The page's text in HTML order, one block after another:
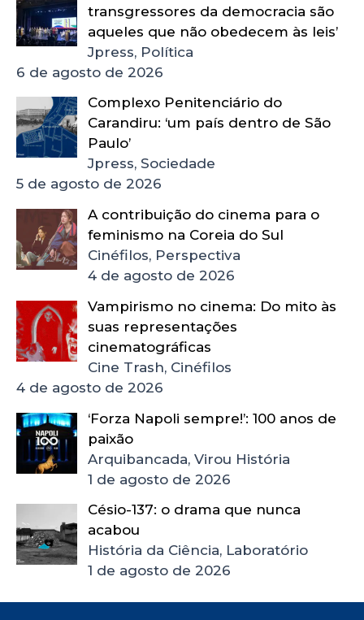
transgressores da democracia são
aqueles que não obedecem às leis’
Jpress, Política
6 de agosto de 2026
Complexo Penitenciário do
Carandiru: ‘um país dentro de São
Paulo’
Jpress, Sociedade
5 de agosto de 2026
A contribuição do cinema para o
feminismo na Coreia do Sul
Cinéfilos, Perspectiva
4 de agosto de 2026
Vampirismo no cinema: Do mito às
suas representações
cinematográficas
Cine Trash, Cinéfilos
4 de agosto de 2026
‘Forza Napoli sempre!’: 100 anos de
paixão
Arquibancada, Virou História
1 de agosto de 2026
Césio-137: o drama que nunca
acabou
História da Ciência, Laboratório
1 de agosto de 2026